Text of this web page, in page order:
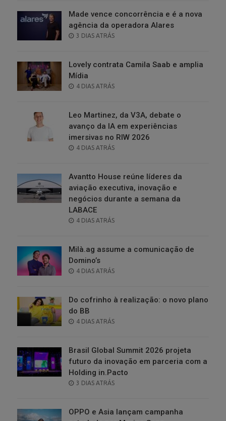
Made vence concorrência e é a nova
agência da operadora Alares
POSTED
3 DIAS ATRÁS
Lovely contrata Camila Saab e amplia
Mídia
POSTED
4 DIAS ATRÁS
Leo Martinez, da V3A, debate o
avanço da IA em experiências
imersivas no RIW 2026
POSTED
4 DIAS ATRÁS
Avantto House reúne líderes da
aviação executiva, inovação e
negócios durante a semana da
LABACE
POSTED
4 DIAS ATRÁS
Milà.ag assume a comunicação de
Domino’s
POSTED
4 DIAS ATRÁS
Do cofrinho à realização: o novo plano
do BB
POSTED
4 DIAS ATRÁS
Brasil Global Summit 2026 projeta
futuro da inovação em parceria com a
Holding in.Pacto
POSTED
3 DIAS ATRÁS
OPPO e Asia lançam campanha